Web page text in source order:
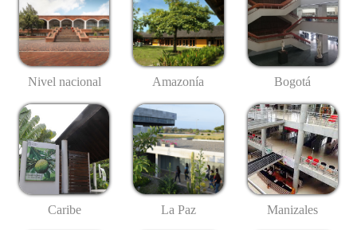
Nivel nacional Amazonía Bogotá
Caribe La Paz Manizales